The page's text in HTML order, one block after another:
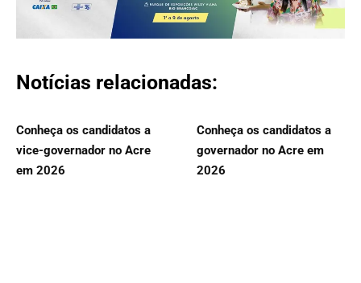
Notícias relacionadas:
Conheça os candidatos a
vice-governador no Acre
em 2026
Conheça os candidatos a
governador no Acre em
2026